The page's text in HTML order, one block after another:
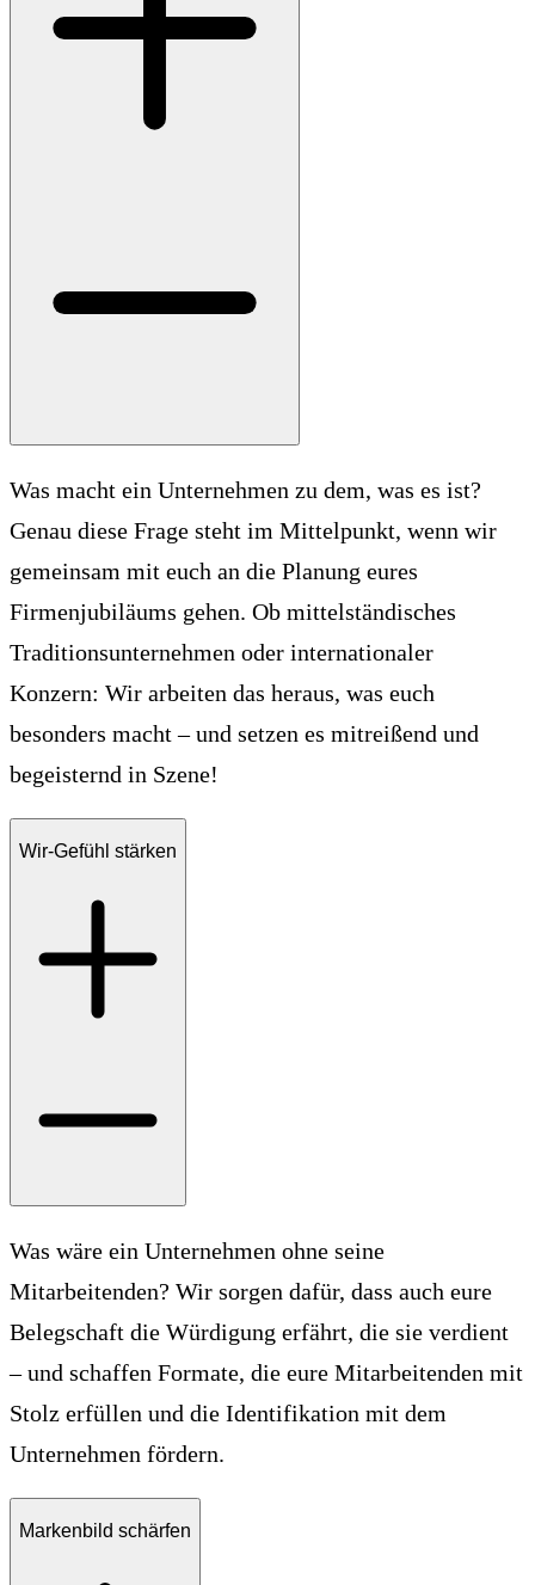
Was macht ein Unternehmen zu dem, was es ist?
Genau diese Frage steht im Mittelpunkt, wenn wir
gemeinsam mit euch an die Planung eures
Firmenjubiläums gehen. Ob mittelständisches
Traditionsunternehmen oder internationaler
Konzern: Wir arbeiten das heraus, was euch
besonders macht – und setzen es mitreißend und
begeisternd in Szene!
Wir-Gefühl stärken
Was wäre ein Unternehmen ohne seine
Mitarbeitenden? Wir sorgen dafür, dass auch eure
Belegschaft die Würdigung erfährt, die sie verdient
– und schaffen Formate, die eure Mitarbeitenden mit
Stolz erfüllen und die Identifikation mit dem
Unternehmen fördern.
Markenbild schärfen